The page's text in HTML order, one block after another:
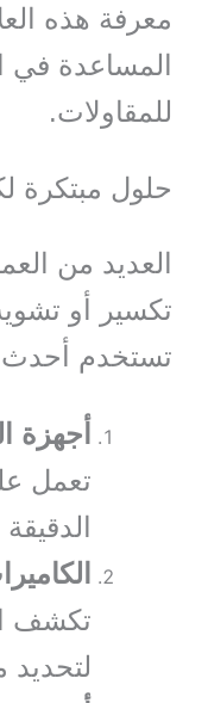
معرفة هذه
المساعدة
للمقاولات.
حلول مبتكرة
العديد من
تكسير أو
تستخدم أحدث
أجهزة
تعمل
تكشف